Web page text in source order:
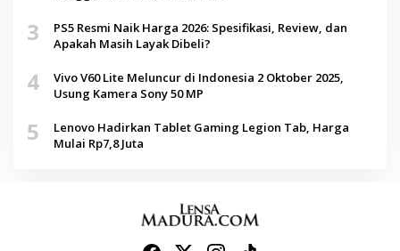
3
PS5 Resmi Naik Harga 2026: Spesifikasi, Review, dan
Apakah Masih Layak Dibeli?
4
Vivo V60 Lite Meluncur di Indonesia 2 Oktober 2025,
Usung Kamera Sony 50 MP
5
Lenovo Hadirkan Tablet Gaming Legion Tab, Harga
Mulai Rp7,8 Juta